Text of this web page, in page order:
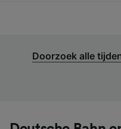
Doorzoek alle